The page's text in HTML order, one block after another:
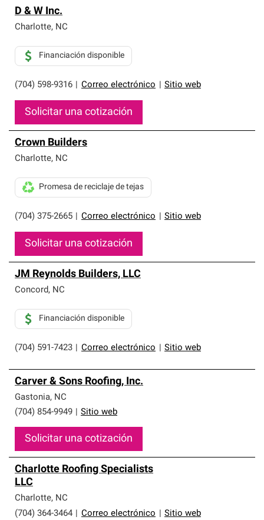
D & W Inc.
Charlotte, NC
(704) 598-9316 Correo electrónico Sitio web
Financiación disponible
Solicitar una cotización
Crown Builders
Charlotte, NC
(704) 375-2665 Correo electrónico Sitio web
Promesa de reciclaje de tejas
Solicitar una cotización
JM Reynolds Builders, LLC
Concord, NC
(704) 591-7423 Correo electrónico Sitio web
Financiación disponible
Carver & Sons Roofing, Inc.
Gastonia, NC
(704) 854-9949
Sitio web
Solicitar una cotización
Charlotte Roofing Specialists
LLC
Charlotte, NC
(704) 364-3464
Correo electrónico Sitio web